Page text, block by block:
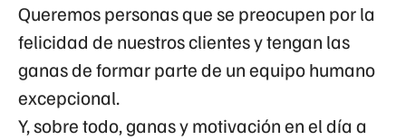
Queremos personas que se preocupen por la
felicidad de nuestros clientes y tengan las
ganas de formar parte de un equipo humano
excepcional.
Y, sobre todo, ganas y motivación en el día a